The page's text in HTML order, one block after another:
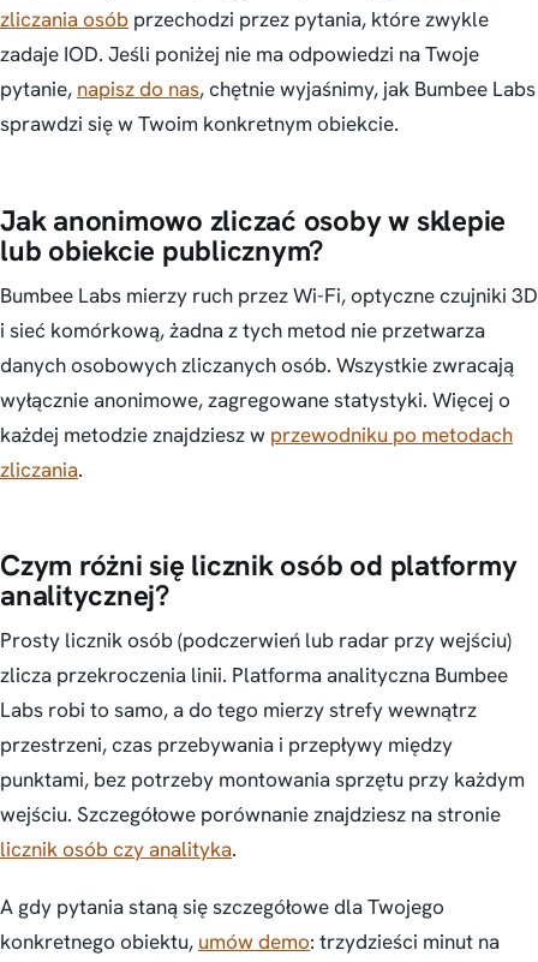
zliczania osób przechodzi przez pytania, które zwykle
zadaje IOD. Jeśli poniżej nie ma odpowiedzi na Twoje
pytanie, napisz do nas, chętnie wyjaśnimy, jak Bumbee Labs
sprawdzi się w Twoim konkretnym obiekcie.
Jak anonimowo zliczać osoby w sklepie
lub obiekcie publicznym?
Bumbee Labs mierzy ruch przez Wi-Fi, optyczne czujniki 3D
i sieć komórkową, żadna z tych metod nie przetwarza
danych osobowych zliczanych osób. Wszystkie zwracają
wyłącznie anonimowe, zagregowane statystyki. Więcej o
każdej metodzie znajdziesz w przewodniku po metodach
zliczania.
Czym różni się licznik osób od platformy
analitycznej?
Prosty licznik osób (podczerwień lub radar przy wejściu)
zlicza przekroczenia linii. Platforma analityczna Bumbee
Labs robi to samo, a do tego mierzy strefy wewnątrz
przestrzeni, czas przebywania i przepływy między
punktami, bez potrzeby montowania sprzętu przy każdym
wejściu. Szczegółowe porównanie znajdziesz na stronie
licznik osób czy analityka.
A gdy pytania staną się szczegółowe dla Twojego
konkretnego obiektu, umów demo: trzydzieści minut na